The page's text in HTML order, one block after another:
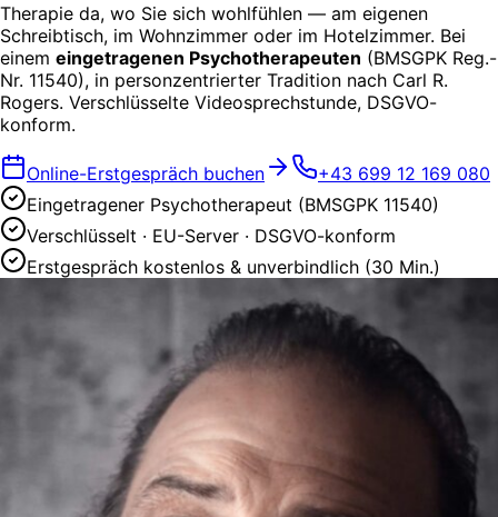
Therapie da, wo Sie sich wohlfühlen — am eigenen
Schreibtisch, im Wohnzimmer oder im Hotelzimmer. Bei
einem eingetragenen Psychotherapeuten (BMSGPK Reg.-
Nr. 11540), in personzentrierter Tradition nach Carl R.
Rogers. Verschlüsselte Videosprechstunde, DSGVO-
konform.
Online-Erstgespräch buchen
+43 699 12 169 080
Eingetragener Psychotherapeut (BMSGPK 11540)
Verschlüsselt · EU-Server · DSGVO-konform
Erstgespräch kostenlos & unverbindlich (30 Min.)